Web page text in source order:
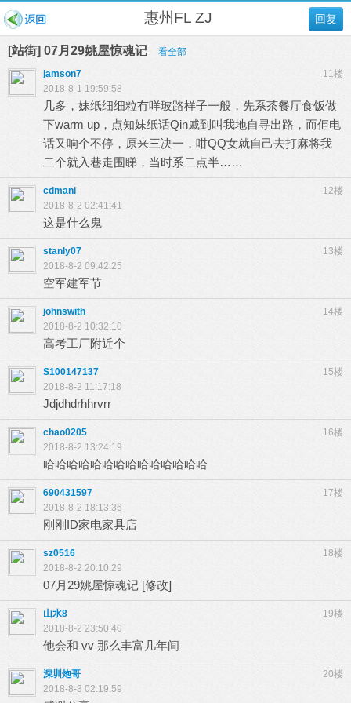
回复
惠州FL ZJ
[站街] 07月29姚屋惊魂记
看全部
11楼
jamson7
2018-8-1 19:59:58
几多，妹纸细细粒冇咩玻路样子一般，先系茶餐厅食饭做
下warm up，点知妹纸话Qin戚到叫我地自寻出路，而佢电
话又响个不停，原来三决一，咁QQ女就自己去打麻将我
二个就入巷走围睇，当时系二点半……
12楼
cdmani
2018-8-2 02:41:41
这是什么鬼
13楼
stanly07
2018-8-2 09:42:25
空军建军节
14楼
johnswith
2018-8-2 10:32:10
高考工厂附近个
15楼
S100147137
2018-8-2 11:17:18
Jdjdhdrhhrvrr
16楼
chao0205
2018-8-2 13:24:19
哈哈哈哈哈哈哈哈哈哈哈哈哈哈
17楼
690431597
2018-8-2 18:13:36
刚刚ID家电家具店
18楼
sz0516
2018-8-2 20:10:29
07月29姚屋惊魂记 [修改]
19楼
山水8
2018-8-2 23:50:40
他会和 vv 那么丰富几年间
20楼
深圳炮哥
2018-8-3 02:19:59